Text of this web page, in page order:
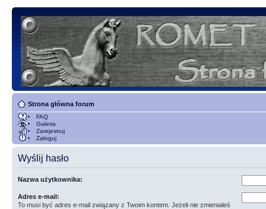
Strona główna forum
FAQ
Galeria
Zarejestruj
Zaloguj
Wyślij hasło
Nazwa użytkownika:
Adres e-mail:
To musi być adres e-mail związany z Twoim kontem. Jeżeli nie zmieniałeś